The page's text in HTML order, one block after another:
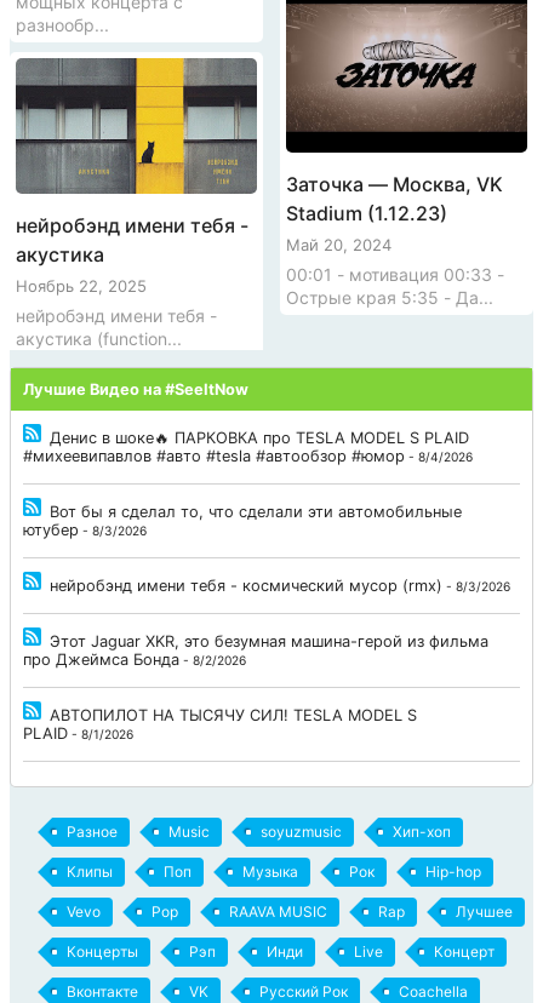
разнообр...
нейробэнд имени тебя -
акустика
Ноябрь 22, 2025
нейробэнд имени тебя -
акустика (function...
Заточка — Москва, VK
Stadium (1.12.23)
Май 20, 2024
00:01 - мотивация 00:33 -
Острые края 5:35 - Да...
Лучшие Видео на #SeeItNow
Денис в шоке🔥 ПАРКОВКА про TESLA MODEL S PLAID
#михеевипавлов #авто #tesla #автообзор #юмор - 8/4/2026
Вот бы я сделал то, что сделали эти автомобильные
ютубер - 8/3/2026
нейробэнд имени тебя - космический мусор (rmx) - 8/3/2026
Этот Jaguar XKR, это безумная машина-герой из фильма
про Джеймса Бонда - 8/2/2026
АВТОПИЛОТ НА ТЫСЯЧУ СИЛ! TESLA MODEL S
PLAID - 8/1/2026
Разное Music soyuzmusic Хип-хоп
Клипы Поп Музыка Рок Hip-hop
Vevo Pop RAAVA MUSIC Rap Лучшее
Концерты Рэп Инди Live Концерт
Вконтакте VK Русский Рок Coachella